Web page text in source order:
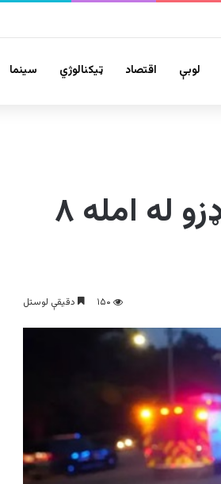
لوبې اقتصاد ټیکنالوژي سينما
د اکوادور په یوه نایټ کلب کې د ډزو له امله ۸
۱۵۰ دقیقې لوستل